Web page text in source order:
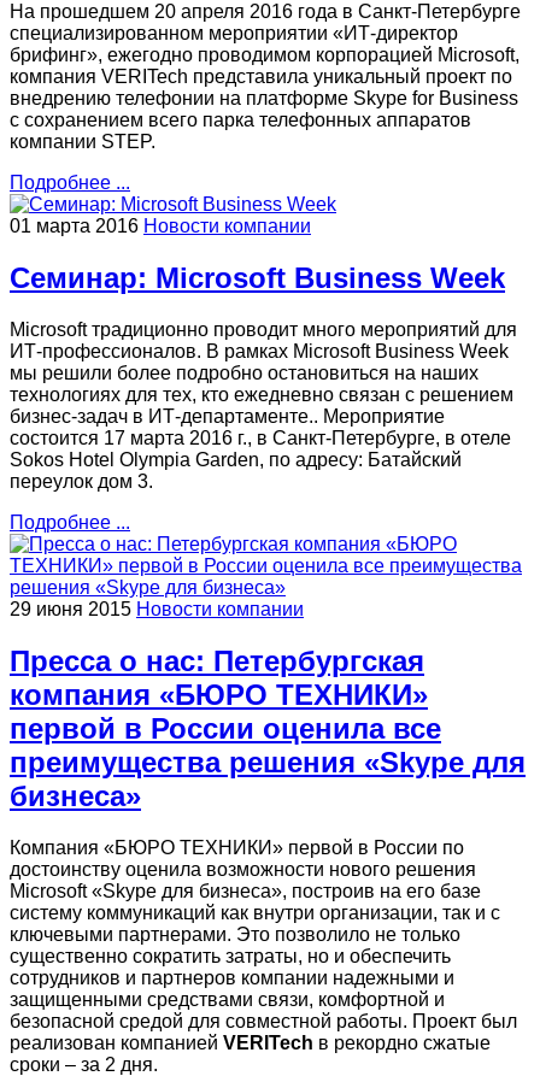
На прошедшем 20 апреля 2016 года в Санкт-Петербурге
специализированном мероприятии «ИТ-директор
брифинг», ежегодно проводимом корпорацией Microsoft,
компания VERITech представила уникальный проект по
внедрению телефонии на платформе Skype for Business
с сохранением всего парка телефонных аппаратов
компании STEP.
Подробнее ...
01 марта 2016 Новости компании
Семинар: Microsoft Business Week
Microsoft традиционно проводит много мероприятий для
ИТ-профессионалов. В рамках Microsoft Business Week
мы решили более подробно остановиться на наших
технологиях для тех, кто ежедневно связан с решением
бизнес-задач в ИТ-департаменте.. Мероприятие
состоится 17 марта 2016 г., в Санкт-Петербурге, в отеле
Sokos Hotel Olympia Garden, по адресу: Батайский
переулок дом 3.
Подробнее ...
29 июня 2015 Новости компании
Пресса о нас: Петербургская
компания «БЮРО ТЕХНИКИ»
первой в России оценила все
преимущества решения «Skype для
бизнеса»
Компания «БЮРО ТЕХНИКИ» первой в России по
достоинству оценила возможности нового решения
Microsoft «Skype для бизнеса», построив на его базе
систему коммуникаций как внутри организации, так и с
ключевыми партнерами. Это позволило не только
существенно сократить затраты, но и обеспечить
сотрудников и партнеров компании надежными и
защищенными средствами связи, комфортной и
безопасной средой для совместной работы. Проект был
реализован компанией VERITech в рекордно сжатые
сроки – за 2 дня.